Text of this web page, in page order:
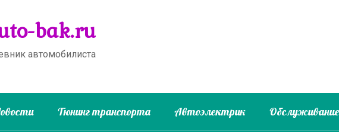
bak.ru
автомобилиста
Тюнинг транспорта Автоэлектрик